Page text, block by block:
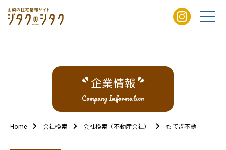
企業情報
Company Information
Home 会社検索 会社検索（不動産会社） もてぎ不動産